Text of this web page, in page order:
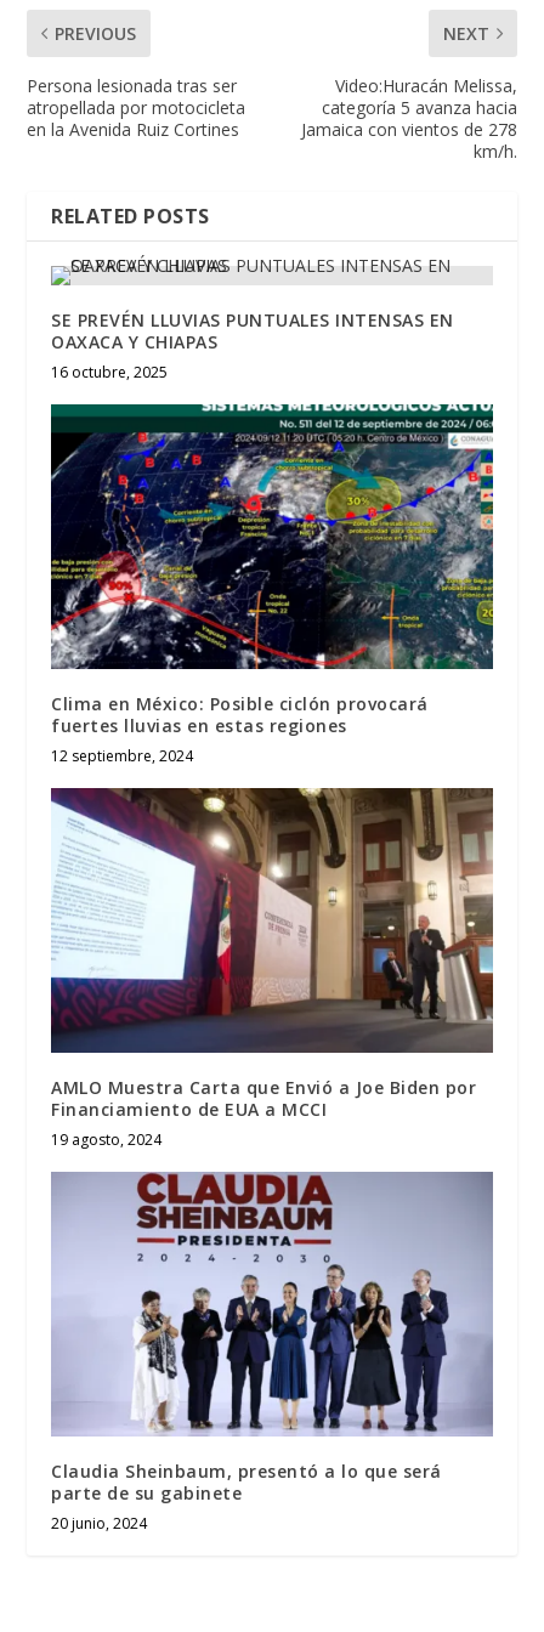
PREVIOUS
Persona lesionada tras ser
atropellada por motocicleta
en la Avenida Ruiz Cortines
NEXT
Video:Huracán Melissa,
categoría 5 avanza hacia
Jamaica con vientos de 278
km/h.
RELATED POSTS
SE PREVÉN LLUVIAS PUNTUALES INTENSAS EN
OAXACA Y CHIAPAS
16 octubre, 2025
Clima en México: Posible ciclón provocará
fuertes lluvias en estas regiones
12 septiembre, 2024
AMLO Muestra Carta que Envió a Joe Biden por
Financiamiento de EUA a MCCI
19 agosto, 2024
Claudia Sheinbaum, presentó a lo que será
parte de su gabinete
20 junio, 2024